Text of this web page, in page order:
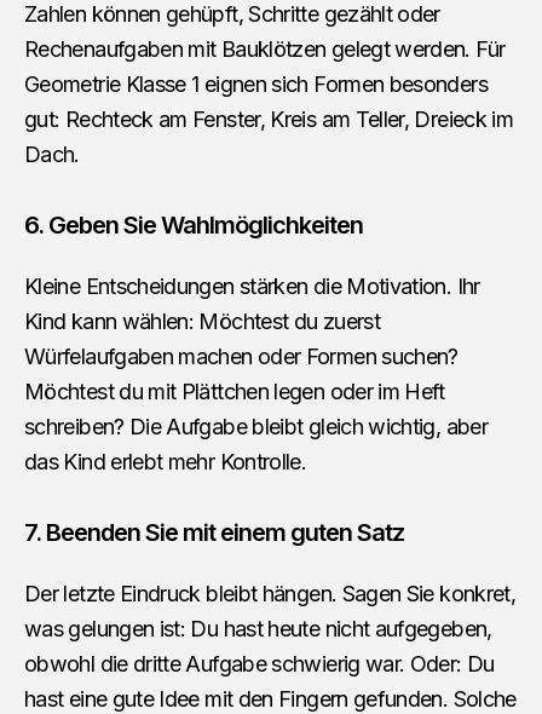
Zahlen können gehüpft, Schritte gezählt oder
Rechenaufgaben mit Bauklötzen gelegt werden. Für
Geometrie Klasse 1 eignen sich Formen besonders
gut: Rechteck am Fenster, Kreis am Teller, Dreieck im
Dach.
6. Geben Sie Wahlmöglichkeiten
Kleine Entscheidungen stärken die Motivation. Ihr
Kind kann wählen: Möchtest du zuerst
Würfelaufgaben machen oder Formen suchen?
Möchtest du mit Plättchen legen oder im Heft
schreiben? Die Aufgabe bleibt gleich wichtig, aber
das Kind erlebt mehr Kontrolle.
7. Beenden Sie mit einem guten Satz
Der letzte Eindruck bleibt hängen. Sagen Sie konkret,
was gelungen ist: Du hast heute nicht aufgegeben,
obwohl die dritte Aufgabe schwierig war. Oder: Du
hast eine gute Idee mit den Fingern gefunden. Solche